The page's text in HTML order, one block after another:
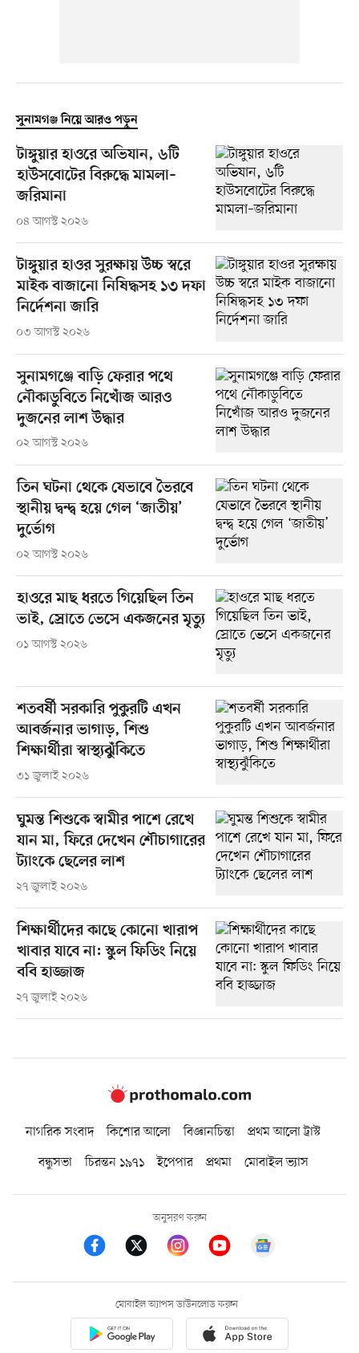
সুনামগঞ্জ নিয়ে আরও পড়ুন
টাঙ্গুয়ার হাওরে অভিযান, ৬টি
হাউসবোটের বিরুদ্ধে মামলা–
জরিমানা
০৪ আগস্ট ২০২৬
টাঙ্গুয়ার হাওর সুরক্ষায় উচ্চ স্বরে
মাইক বাজানো নিষিদ্ধসহ ১৩ দফা
নির্দেশনা জারি
০৩ আগস্ট ২০২৬
সুনামগঞ্জে বাড়ি ফেরার পথে
নৌকাডুবিতে নিখোঁজ আরও
দুজনের লাশ উদ্ধার
০২ আগস্ট ২০২৬
তিন ঘটনা থেকে যেভাবে ভৈরবে
স্থানীয় দ্বন্দ্ব হয়ে গেল ‘জাতীয়’
দুর্ভোগ
০২ আগস্ট ২০২৬
হাওরে মাছ ধরতে গিয়েছিল তিন
ভাই, স্রোতে ভেসে একজনের মৃত্যু
০১ আগস্ট ২০২৬
শতবর্ষী সরকারি পুকুরটি এখন
আবর্জনার ভাগাড়, শিশু
শিক্ষার্থীরা স্বাস্থ্যঝুঁকিতে
৩১ জুলাই ২০২৬
ঘুমন্ত শিশুকে স্বামীর পাশে রেখে
যান মা, ফিরে দেখেন শৌচাগারের
ট্যাংকে ছেলের লাশ
২৭ জুলাই ২০২৬
শিক্ষার্থীদের কাছে কোনো খারাপ
খাবার যাবে না: স্কুল ফিডিং নিয়ে
ববি হাজ্জাজ
২৭ জুলাই ২০২৬
নাগরিক সংবাদ কিশোর আলো বিজ্ঞানচিন্তা
প্রথম আলো ট্রাস্ট
বন্ধুসভা
চিরন্তন ১৯৭১ ইপেপার প্রথমা মোবাইল ভ্যাস
অনুসরণ করুন
মোবাইল অ্যাপস ডাউনলোড করুন